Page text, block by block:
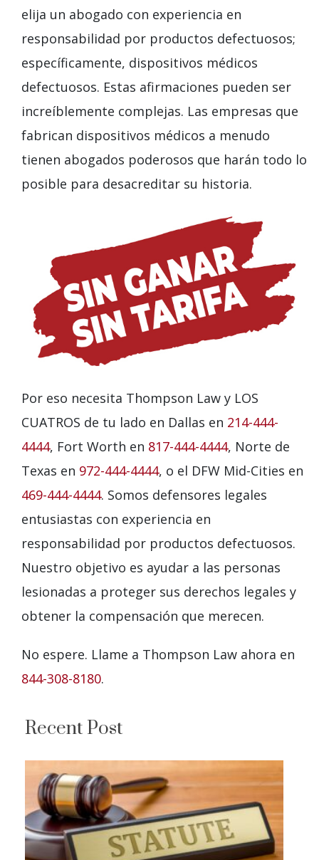
elija un abogado con experiencia en
responsabilidad por productos defectuosos;
específicamente, dispositivos médicos
defectuosos. Estas afirmaciones pueden ser
increíblemente complejas. Las empresas que
fabrican dispositivos médicos a menudo
tienen abogados poderosos que harán todo lo
posible para desacreditar su historia.
Por eso necesita Thompson Law y LOS
CUATROS de tu lado en Dallas en 214-444-
4444, Fort Worth en 817-444-4444, Norte de
Texas en 972-444-4444, o el DFW Mid-Cities en
469-444-4444. Somos defensores legales
entusiastas con experiencia en
responsabilidad por productos defectuosos.
Nuestro objetivo es ayudar a las personas
lesionadas a proteger sus derechos legales y
obtener la compensación que merecen.
No espere. Llame a Thompson Law ahora en
844-308-8180.
Recent Post